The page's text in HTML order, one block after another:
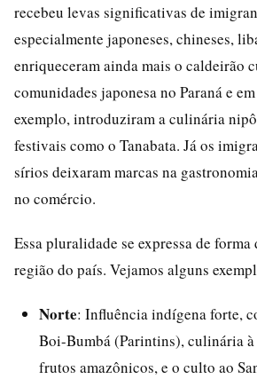
recebeu levas significativas de
especialmente japoneses, chineses,
enriqueceram ainda mais o caldeirão
comunidades japonesa no Paraná e
exemplo, introduziram a culinária
festivais como o Tanabata. Já os
sírios deixaram marcas na
no comércio.
Essa pluralidade se expressa de
região do país. Vejamos alguns
Norte: Influência indígena forte,
Boi-Bumbá (Parintins), culinária à
frutos amazônicos, e o culto ao